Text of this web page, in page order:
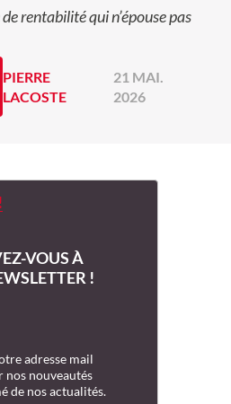
rentabilité qui n’épouse pas
PIERRE
LACOSTE
21 MAI.
2026
VOUS À
!
adresse mail
nos nouveautés
de nos actualités.